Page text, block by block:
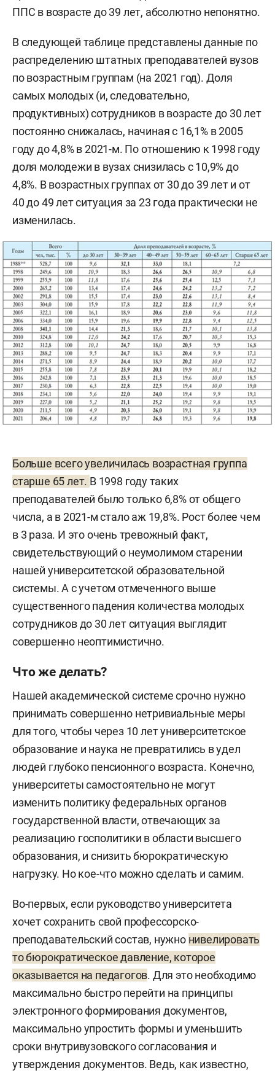
ППС в возрасте до 39 лет, абсолютно непонятно.
В следующей таблице представлены данные по
распределению штатных преподавателей вузов
по возрастным группам (на 2021 год). Доля
самых молодых (и, следовательно,
продуктивных) сотрудников в возрасте до 30 лет
постоянно снижалась, начиная с 16,1% в 2005
году до 4,8% в 2021-м. По отношению к 1998 году
доля молодежи в вузах снизилась с 10,9% до
4,8%. В возрастных группах от 30 до 39 лет и от
40 до 49 лет ситуация за 23 года практически не
изменилась.
Больше всего увеличилась возрастная группа
старше 65 лет. В 1998 году таких
преподавателей было только 6,8% от общего
числа, а в 2021-м стало аж 19,8%. Рост более чем
в 3 раза. И это очень тревожный факт,
свидетельствующий о неумолимом старении
нашей университетской образовательной
системы. А с учетом отмеченного выше
существенного падения количества молодых
сотрудников до 30 лет ситуация выглядит
совершенно неоптимистично.
Что же делать?
Нашей академической системе срочно нужно
принимать совершенно нетривиальные меры
для того, чтобы через 10 лет университетское
образование и наука не превратились в удел
людей глубоко пенсионного возраста. Конечно,
университеты самостоятельно не могут
изменить политику федеральных органов
государственной власти, отвечающих за
реализацию госполитики в области высшего
образования, и снизить бюрократическую
нагрузку. Но кое-что можно сделать и самим.
Во-первых, если руководство университета
хочет сохранить свой профессорско-
преподавательский состав, нужно нивелировать
то бюрократическое давление, которое
оказывается на педагогов. Для это необходимо
максимально быстро перейти на принципы
электронного формирования документов,
максимально упростить формы и уменьшить
сроки внутривузовского согласования и
утверждения документов. Ведь, как известно,